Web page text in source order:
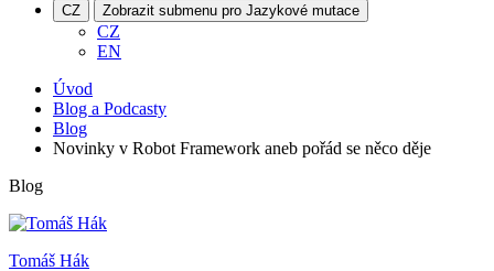
CZ Zobrazit submenu pro Jazykové mutace
CZ
EN
Úvod
Blog a Podcasty
Blog
Novinky v Robot Framework aneb pořád se něco děje
Blog
Tomáš Hák